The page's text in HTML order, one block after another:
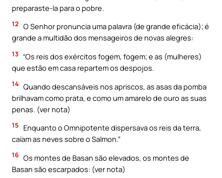
preparaste-la para o pobre.
12 O Senhor pronuncia uma palavra (de grande eficácia); é
grande a multidão dos mensageiros de novas alegres:
13 “Os reis dos exércitos fogem, fogem; e as (mulheres)
que estão em casa repartem os despojos.
14 Quando descansáveis nos apriscos, as asas da pomba
brilhavam como prata, e como um amarelo de ouro as suas
penas. (ver nota)
15
Enquanto o Omnipotente dispersava os reis da terra,
caíam as neves sobre o Salmon.”
16 Os montes de Basan são elevados, os montes de
Basan são escarpados: (ver nota)